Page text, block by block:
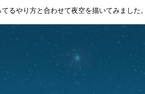
るやり方と合わせて夜空を描いてみまし